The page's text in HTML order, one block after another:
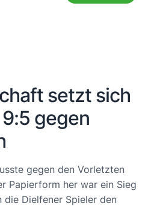
setzt sich
gegen
gegen den Vorletzten
Papierform her war ein Sieg
Dielfener Spieler den